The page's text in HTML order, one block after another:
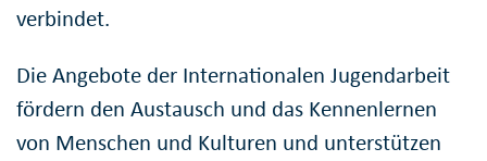
verbindet.
Die Angebote der Internationalen Jugendarbeit
fördern den Austausch und das Kennenlernen
von Menschen und Kulturen und unterstützen